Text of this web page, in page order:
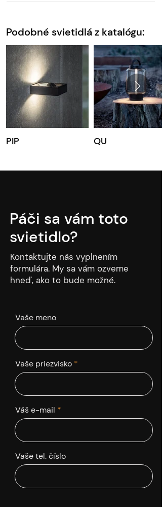
Podobné svietidlá z katalógu:
PIP QU
Páči sa vám toto
svietidlo?
Kontaktujte nás vyplnením
formulára. My sa vám ozveme
hneď, ako to bude možné.
Vaše meno
Vaše priezvisko
Váš e-mail
Vaše tel. číslo